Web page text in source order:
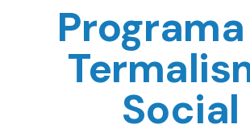
Social